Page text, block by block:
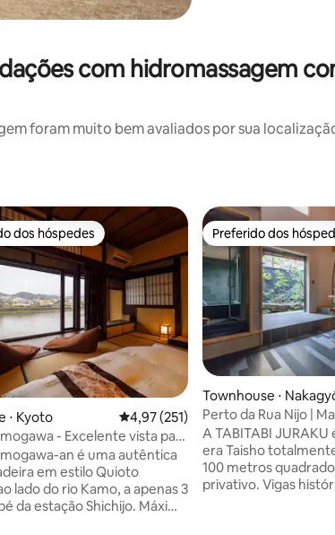
com hidromassagem
foram muito bem avaliados por sua
de 5, 105 avaliações
preferidos dos hóspedes
dos hóspedes
⋅ Kyoto 4,97 de uma avaliação média de 5,
4,97 (251)
- Excelente vista para
an é uma autêntica
em estilo Quioto
lado do rio Kamo, a apenas 3
estação Shichijo. Máximo
Preferido dos
Preferido dos
Townhouse ⋅
yoto
Perto da Rua Nijo |
jardim | TabiTabi
A TABITABI
era Taisho
100 metros
privativo. Vigas